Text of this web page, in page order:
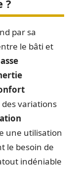
?
par sa
le bâti et
variations
une utilisation
le besoin de
indéniable